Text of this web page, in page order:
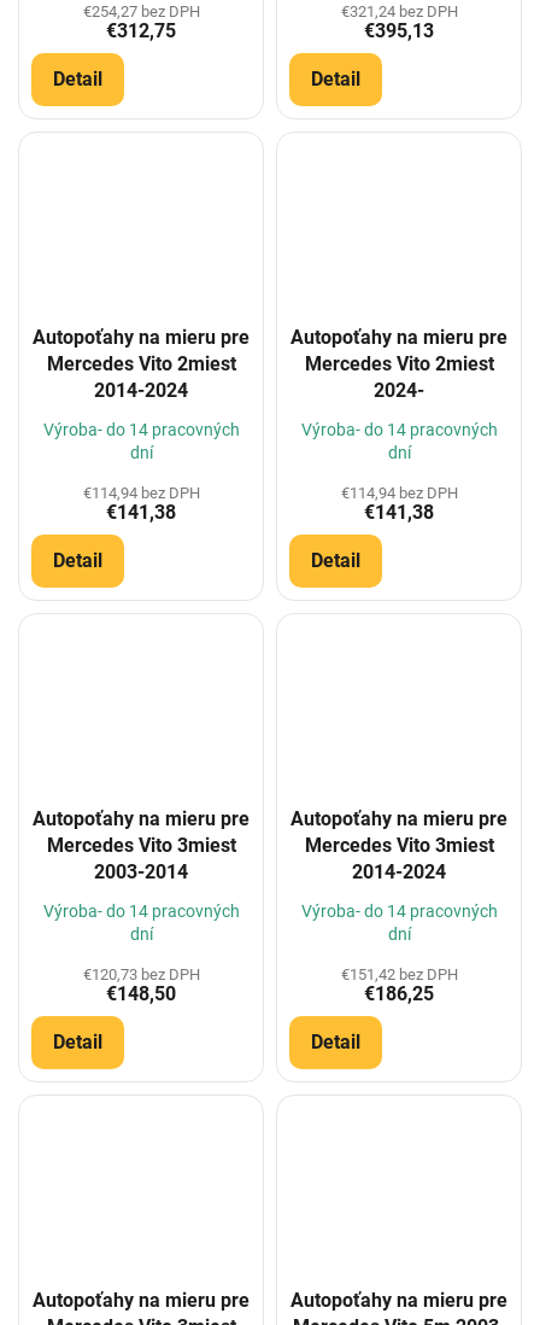
€254,27 bez DPH
€312,75
Detail
€321,24 bez DPH
€395,13
Detail
Autopoťahy na mieru pre
Mercedes Vito 2miest
2014-2024
Výroba- do 14 pracovných
dní
€114,94 bez DPH
€141,38
Detail
Autopoťahy na mieru pre
Mercedes Vito 2miest
2024-
Výroba- do 14 pracovných
dní
€114,94 bez DPH
€141,38
Detail
Autopoťahy na mieru pre
Mercedes Vito 3miest
2003-2014
Výroba- do 14 pracovných
dní
€120,73 bez DPH
€148,50
Detail
Autopoťahy na mieru pre
Mercedes Vito 3miest
2014-2024
Výroba- do 14 pracovných
dní
€151,42 bez DPH
€186,25
Detail
Autopoťahy na mieru pre
Autopoťahy na mieru pre